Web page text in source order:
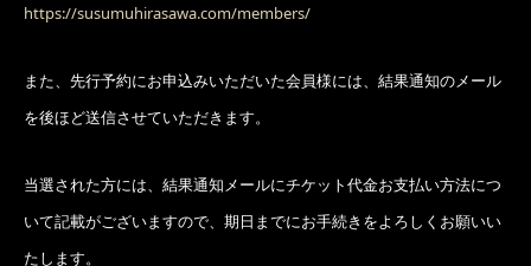
https://susumuhirasawa.com/members/
また、先行予約にお申込みいただいた会員様には、結果通知のメール
を後ほど送信させていただきます。
当選された方には、結果通知メールにチケット代金お支払い方法につ
いて記載がございますので、期日までにお手続きをよろしくお願いい
たします。